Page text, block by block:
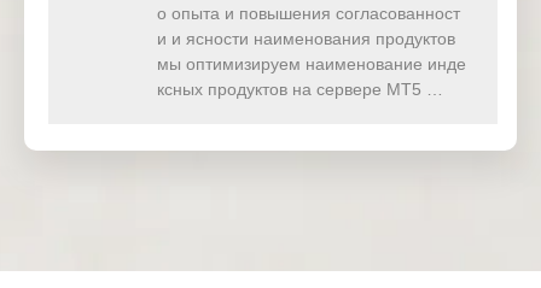
о опыта и повышения согласованност
и и ясности наименования продуктов
мы оптимизируем наименование инде
ксных продуктов на сервере MT5 …